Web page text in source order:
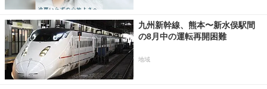
九州新幹線、熊本〜新水俣駅間
の8月中の運転再開困難
地域